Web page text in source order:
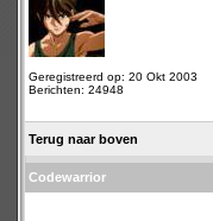
Geregistreerd op: 20 Okt 2003
Berichten: 24948
Terug naar boven
Codewarrior